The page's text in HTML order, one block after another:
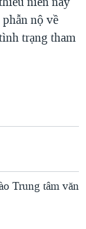
nộ về
trạng tham
Trung tâm văn